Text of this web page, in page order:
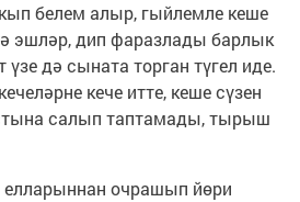
белем алыр, гыйлемле кеше
эшләр, дип фаразлады барлык
дә сыната торган түгел иде.
кече итте, кеше сүзен
салып таптамады, тырыш
очрашып йөри